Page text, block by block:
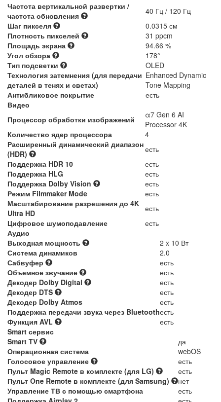
Частота вертикальной развертки /
частота обновления
40 Гц / 120 Гц
Шаг пикселя
0.0315 см
Плотность пикселей
31 ppcm
Площадь экрана
94.66 %
Угол обзора
178°
Тип подсветки
OLED
Технология затемнения (для передачи
деталей в тенях и светах)
Enhanced Dynamic
Tone Mapping
Антибликовое покрытие
есть
Видео
Процессор обработки изображений
α7 Gen 6 AI
Processor 4K
Количество ядер процессора
4
Расширенный динамический диапазон
(HDR)
есть
Поддержка HDR 10
есть
Поддержка HLG
есть
Поддержка Dolby Vision
есть
Режим Filmmaker Mode
есть
Масштабирование разрешения до 4K
Ultra HD
есть
Цифровое шумоподавление
есть
Аудио
Выходная мощность
2 x 10 Вт
Система динамиков
2.0
Сабвуфер
есть
Объемное звучание
есть
Декодер Dolby Digital
есть
Декодер DTS
есть
Декодер Dolby Atmos
есть
Поддержка передачи звука через Bluetoothесть
Функция AVL
есть
Smart сервис
Smart TV
да
Операционная система
webOS
Голосовое управление
есть
Пульт Magic Remote в комплекте (для LG)
есть
Пульт One Remote в комплекте (для Samsung)
нет
Управление ТВ с помощью смартфона
есть